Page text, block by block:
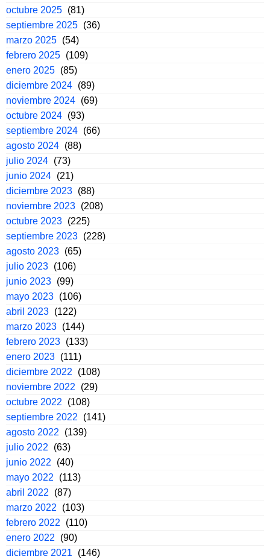
octubre 2025 (81)
septiembre 2025 (36)
marzo 2025 (54)
febrero 2025 (109)
enero 2025 (85)
diciembre 2024 (89)
noviembre 2024 (69)
octubre 2024 (93)
septiembre 2024 (66)
agosto 2024 (88)
julio 2024 (73)
junio 2024 (21)
diciembre 2023 (88)
noviembre 2023 (208)
octubre 2023 (225)
septiembre 2023 (228)
agosto 2023 (65)
julio 2023 (106)
junio 2023 (99)
mayo 2023 (106)
abril 2023 (122)
marzo 2023 (144)
febrero 2023 (133)
enero 2023 (111)
diciembre 2022
(108)
noviembre 2022
(29)
octubre 2022
(108)
septiembre 2022
(141)
agosto 2022
(139)
julio 2022
(63)
junio 2022
(40)
mayo 2022
(113)
abril 2022
(87)
marzo 2022
(103)
febrero 2022
(110)
enero 2022
(90)
diciembre 2021
(146)